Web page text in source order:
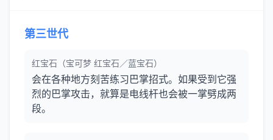
第三世代
红宝石（宝可梦 红宝石／蓝宝石）
会在各种地方刻苦练习巴掌招式。如果受到它强
烈的巴掌攻击，就算是电线杆也会被一掌劈成两
段。